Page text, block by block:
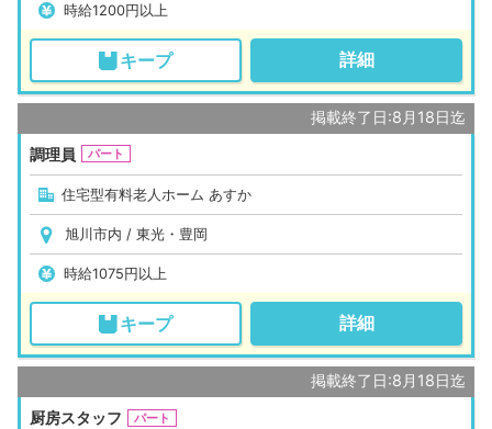
時給1200円以上
キープ 詳細
掲載終了日:8月18日迄
調理員
パート
住宅型有料老人ホーム あすか
旭川市内 / 東光・豊岡
時給1075円以上
キープ 詳細
掲載終了日:8月18日迄
厨房スタッフ
パート